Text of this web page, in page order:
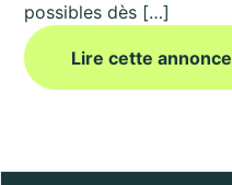
possibles dès […]
Lire cette annonce